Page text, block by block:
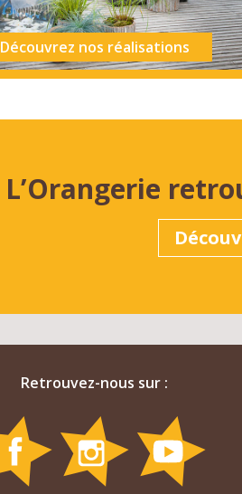
Découvrez nos réalisations
L’Orangerie
Retrouvez-nous sur :